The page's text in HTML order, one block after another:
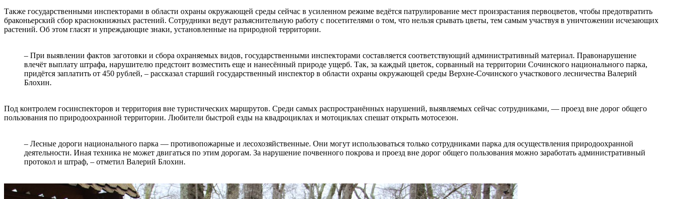
Также государственными инспекторами в области охраны окружающей среды сейчас в усиленном режиме ведётся патрулирование мест произрастания первоцветов, чтобы предотвратить
браконьерский сбор краснокнижных растений. Сотрудники ведут разъяснительную работу с посетителями о том, что нельзя срывать цветы, тем самым участвуя в уничтожении исчезающих
растений. Об этом гласят и упреждающие знаки, установленные на природной территории.
– При выявлении фактов заготовки и сбора охраняемых видов, государственными инспекторами составляется соответствующий административный материал. Правонарушение
влечёт выплату штрафа, нарушителю предстоит возместить еще и нанесённый природе ущерб. Так, за каждый цветок, сорванный на территории Сочинского национального парка,
придётся заплатить от 450 рублей, – рассказал старший государственный инспектор в области охраны окружающей среды Верхне-Сочинского участкового лесничества Валерий
Блохин.
Под контролем госинспекторов и территория вне туристических маршрутов. Среди самых распространённых нарушений, выявляемых сейчас сотрудниками, — проезд вне дорог общего
пользования по природоохранной территории. Любители быстрой езды на квадроциклах и мотоциклах спешат открыть мотосезон.
– Лесные дороги национального парка — противопожарные и лесохозяйственные. Они могут использоваться только сотрудниками парка для осуществления природоохранной
деятельности. Иная техника не может двигаться по этим дорогам. За нарушение почвенного покрова и проезд вне дорог общего пользования можно заработать административный
протокол и штраф, – отметил Валерий Блохин.